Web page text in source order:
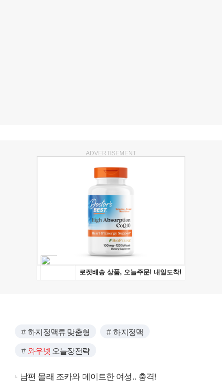
ADVERTISEMENT
하지정맥류 맞춤형 하지정맥
와우넷 오늘장전략
남편 몰래 조카와 데이트한 여성.. 충격!